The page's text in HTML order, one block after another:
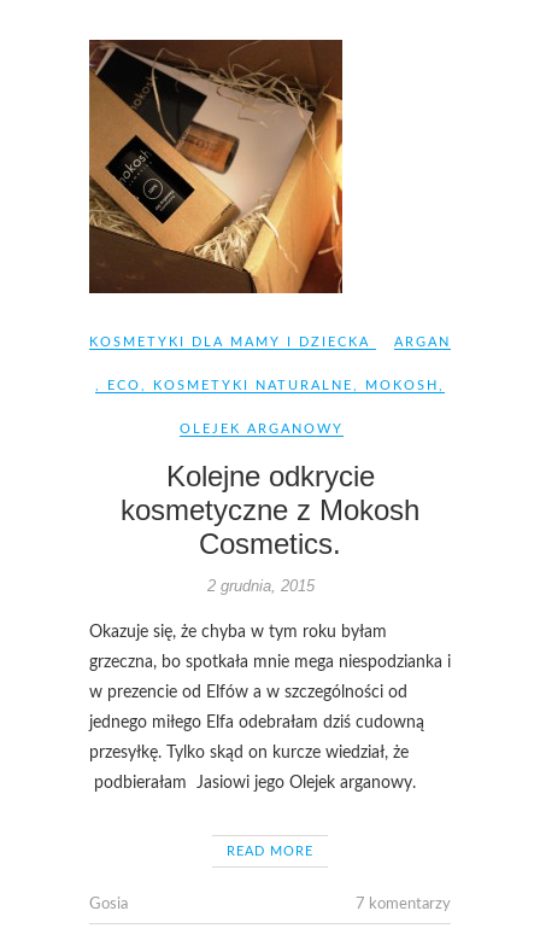
KOSMETYKI DLA MAMY I DZIECKA ARGAN
ECO KOSMETYKI NATURALNE MOKOSH
OLEJEK ARGANOWY
Kolejne odkrycie
kosmetyczne z Mokosh
Cosmetics.
2 grudnia, 2015
Okazuje się, że chyba w tym roku byłam
grzeczna, bo spotkała mnie mega niespodzianka i
w prezencie od Elfów a w szczególności od
jednego miłego Elfa odebrałam dziś cudowną
przesyłkę. Tylko skąd on kurcze wiedział, że
podbierałam Jasiowi jego Olejek arganowy.
READ MORE
Gosia 7 komentarzy